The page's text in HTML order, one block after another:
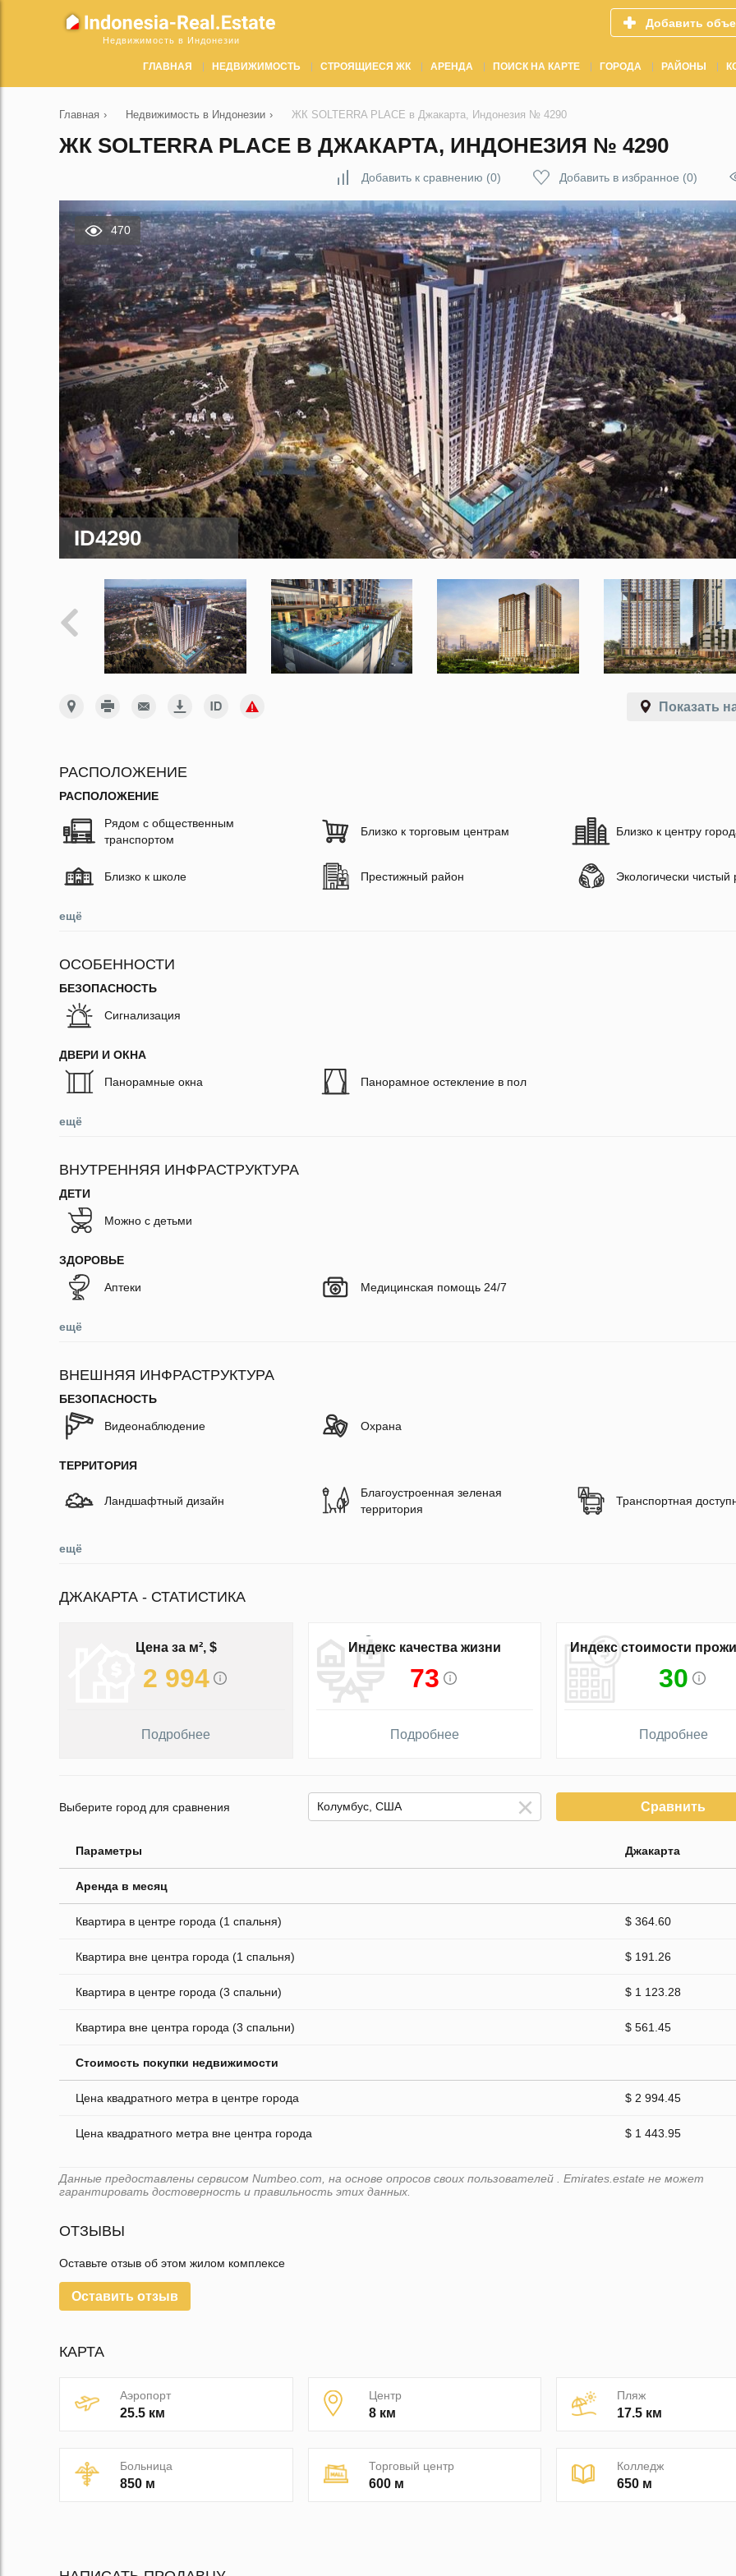
Недвижимость в Индонезии
Добавить
ГЛАВНАЯ НЕДВИЖИМОСТЬ СТРОЯЩИЕСЯ ЖК АРЕНДА ПОИСК НА КАРТЕ ГОРОДА РАЙОНЫ
Главная › Недвижимость в Индонезии › ЖК SOLTERRA PLACE в Джакарта, Индонезия № 4290
ЖК SOLTERRA PLACE В ДЖАКАРТА, ИНДОНЕЗИЯ № 4290
Добавить к сравнению (0) Добавить в избранное (0)
470
ID4290
Показать
РАСПОЛОЖЕНИЕ
РАСПОЛОЖЕНИЕ
Рядом с общественным
транспортом
Близко к торговым центрам Близко к центру
Близко к школе Престижный район Экологически чистый
ещё
ОСОБЕННОСТИ
БЕЗОПАСНОСТЬ
Сигнализация
ДВЕРИ И ОКНА
Панорамные окна Панорамное остекление в пол
ещё
ВНУТРЕННЯЯ ИНФРАСТРУКТУРА
ДЕТИ
Можно с детьми
ЗДОРОВЬЕ
Аптеки Медицинская помощь 24/7
ещё
ВНЕШНЯЯ ИНФРАСТРУКТУРА
БЕЗОПАСНОСТЬ
Видеонаблюдение Охрана
ТЕРРИТОРИЯ
Ландшафтный дизайн
Благоустроенная зеленая
территория
Транспортная
ещё
ДЖАКАРТА - СТАТИСТИКА
Цена за м², $
2 994
Подробнее
Индекс качества жизни
73
Подробнее
Индекс стоимости
30
Подробнее
Выберите город для сравнения Сравнить
Параметры Джакарта
Аренда в месяц
Квартира в центре города (1 спальня) $ 364.60
Квартира вне центра города (1 спальня) $ 191.26
Квартира в центре города (3 спальни) $ 1 123.28
Квартира вне центра города (3 спальни) $ 561.45
Стоимость покупки недвижимости
Цена квадратного метра в центре города $ 2 994.45
Цена квадратного метра вне центра города $ 1 443.95
Данные предоставлены сервисом Numbeo.com, на основе опросов своих пользователей . Emirates.estate не может
гарантировать достоверность и правильность этих данных.
ОТЗЫВЫ
Оставьте отзыв об этом жилом комплексе
Оставить отзыв
КАРТА
Аэропорт
25.5 км
Центр
8 км
Пляж
17.5 км
Больница
850 м
Торговый центр
600 м
Колледж
650 м